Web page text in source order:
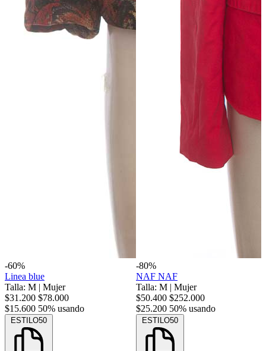
-60%
Linea blue
Talla: M | Mujer
$31.200 $78.000
$15.600 50% usando
ESTILO50
-80%
NAF NAF
Talla: M | Mujer
$50.400 $252.000
$25.200 50% usando
ESTILO50